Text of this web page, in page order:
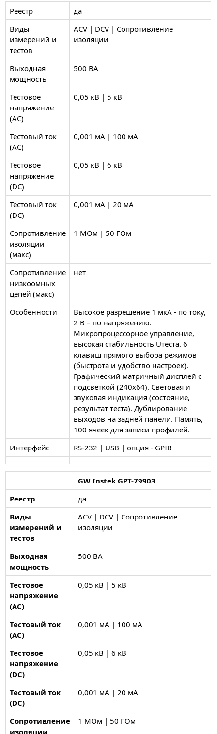
Реестр
да
Виды
измерений и
тестов
ACV | DCV | Сопротивление
изоляции
Выходная
мощность
500 ВА
Тестовое
напряжение
(AC)
0,05 кВ | 5 кВ
Тестовый ток
(AC)
0,001 мА | 100 мА
Тестовое
напряжение
(DC)
0,05 кВ | 6 кВ
Тестовый ток
(DC)
0,001 мА | 20 мА
Сопротивление
изоляции
(макс)
1 МОм | 50 ГОм
Сопротивление
низкоомных
цепей (макс)
нет
Особенности
Высокое разрешение 1 мкА - по току,
2 В – по напряжению.
Микропроцессорное управление,
высокая стабильность Uтеста. 6
клавиш прямого выбора режимов
(быстрота и удобство настроек).
Графический матричный дисплей с
подсветкой (240х64). Световая и
звуковая индикация (состояние,
результат теста). Дублирование
выходов на задней панели. Память,
100 ячеек для записи профилей.
Интерфейс
RS-232 | USB | опция - GPIB
GW Instek GPT-79903
Реестр
да
Виды
измерений и
тестов
ACV | DCV | Сопротивление
изоляции
Выходная
мощность
500 ВА
Тестовое
напряжение
(AC)
0,05 кВ | 5 кВ
Тестовый ток
(AC)
0,001 мА | 100 мА
Тестовое
напряжение
(DC)
0,05 кВ | 6 кВ
Тестовый ток
(DC)
0,001 мА | 20 мА
Сопротивление
изоляции
1 МОм | 50 ГОм